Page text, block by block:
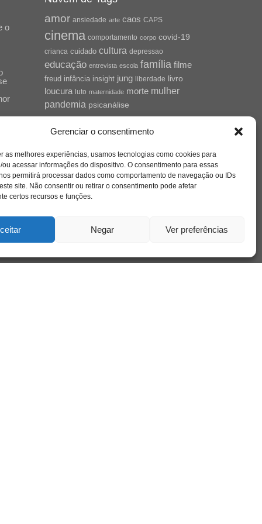
Gerenciar o consentimento
as melhores experiências, usamos tecnologias como cookies para
ou acessar informações do dispositivo. O consentimento para essas
permitirá processar dados como comportamento de navegação ou IDs
site. Não consentir ou retirar o consentimento pode afetar
certos recursos e funções.
Negar Ver preferências
o
amor ansiedade arte caos CAPS
cinema comportamento corpo covid-19
crianca cuidado cultura depressao
educação entrevista escola família filme
freud infância insight jung liberdade livro
loucura luto maternidade morte mulher
pandemia psicanálise
psicologia redes sociais
sexualidade sociedade SUS
tecnologia terapia trabalho vida
violência